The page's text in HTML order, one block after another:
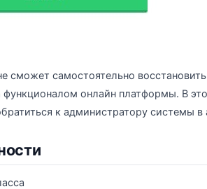
сможет самостоятельно
функционалом онлайн платформы. В
к администратору системы в